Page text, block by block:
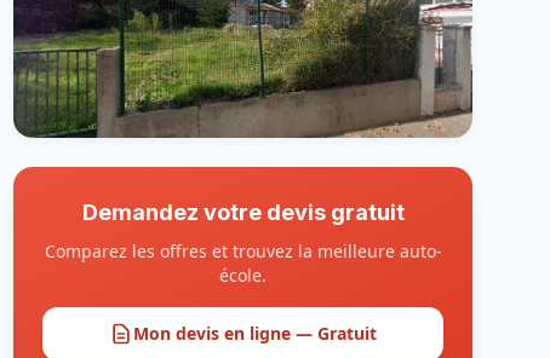
Demandez votre devis gratuit
Comparez les offres et trouvez la meilleure auto-
école.
Mon devis en ligne — Gratuit